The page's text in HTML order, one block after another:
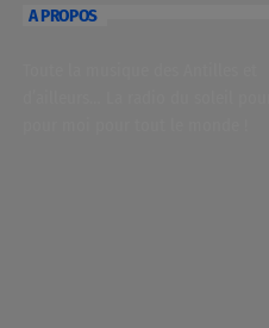
A PROPOS